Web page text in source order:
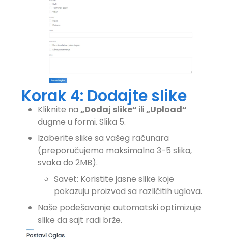
Korak 4: Dodajte slike
Kliknite na „Dodaj slike“ ili „Upload“
dugme u formi. Slika 5.
Izaberite slike sa vašeg računara
(preporučujemo maksimalno 3-5 slika,
svaka do 2MB).
Savet: Koristite jasne slike koje
pokazuju proizvod sa različitih uglova.
Naše podešavanje automatski optimizuje
slike da sajt radi brže.